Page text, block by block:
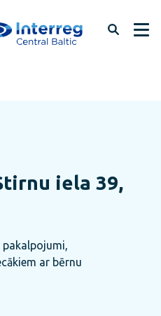
iela 39,
pakalpojumi,
ar bērnu